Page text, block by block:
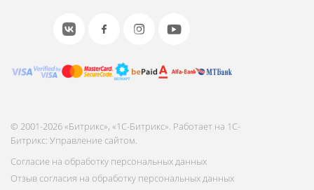
© 2001-2026 «Битрикс», «1С-Битрикс». Работает на 1С-
Битрикс: Управление сайтом.
Согласие на обработку персональных данных
Отзыв согласия на обработку персональных данных